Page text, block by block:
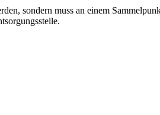
sondern muss an einem